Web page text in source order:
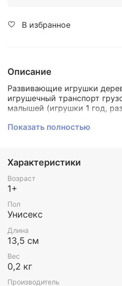
В избранное
Описание
Развивающие игрушки
игрушечный транспорт
малышей (игрушки 1 год,
Производство игрушки
Деревянная машинка -
малышей, независимо от
как мальчики, так и девочки.
Деткам нравится в
песок, бусины, а также
Идеально подходит в
Длина - 13,5 см.
Показать полностью
Характеристики
Возраст
1+
Пол
Унисекс
Длина
13,5 см
Вес
0,2 кг
Производитель